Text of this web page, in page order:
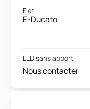
Fiat
E-Ducato
LLD sans apport
Nous contacter